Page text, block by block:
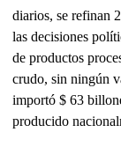
diarios, se refinan
las decisiones
de productos
crudo, sin ningún
importó $ 63
producido